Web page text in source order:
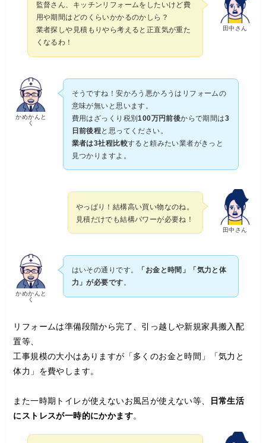
田中さん
監督さん、キッチンリフォームをしたいけど費
用や期間はどのくらいかかるのかしら？
業者探しや見積もりやら考えると正直気が重た
くなるわ！
かめかんと
く
そうですね！安かろう悪かろうはリフォームの
意味が無いと思います。
費用はざっくり税別100万円前後からで期間は3
日前後程と思ってください。
業者は3社程比較すると頼みたい業者がきっと
見つかりますよ 。
田中さん
やっぱり！結構高い買い物なのね 。
見積だけでも結構パワーが必要ね！
かめかんと
く
はいその通りです。
「お金と時間」「気力と体
力」が必要です。
リフォームは準備段階から完了、引っ越しや新規家具搬入配
置等、
工事規模の大小はありますが「多くのお金と時間」「気力と
体力」を費やします。
また一時期トイレが使えないお風呂が使えない等、
日常生活
にストレスが一時的にかかます。